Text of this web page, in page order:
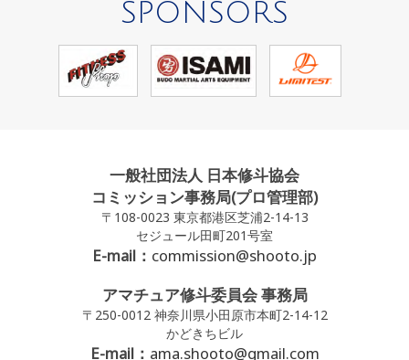
SPONSORS
一般社団法人 日本修斗協会
コミッション事務局(プロ管理部)
〒108-0023 東京都港区芝浦2-14-13
セジュール田町201号室
E-mail： commission@shooto.jp
アマチュア修斗委員会 事務局
〒250-0012 神奈川県小田原市本町2-14-12
かどきちビル
E-mail： ama.shooto@gmail.com